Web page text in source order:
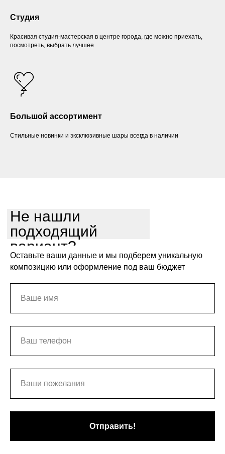
Студия
Красивая студия-мастерская в центре города, где можно приехать,
посмотреть, выбрать лучшее
Большой ассортимент
Стильные новинки и эксклюзивные шары всегда в наличии
Не нашли
подходящий
вариант?
Оставьте ваши данные и мы подберем уникальную
композицию или оформление под ваш бюджет
Отправить!